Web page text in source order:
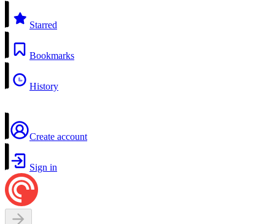
Starred
Bookmarks
History
Create account
Sign in